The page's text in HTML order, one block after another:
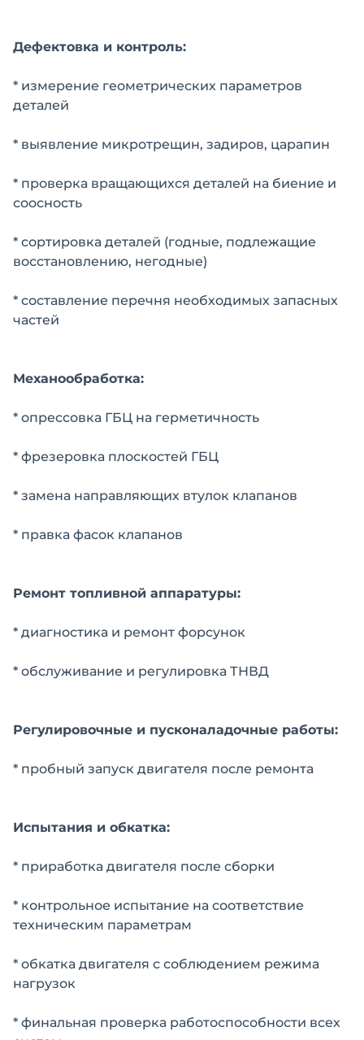
Дефектовка и контроль:
* измерение геометрических параметров
деталей
* выявление микротрещин, задиров, царапин
* проверка вращающихся деталей на биение и
соосность
* сортировка деталей (годные, подлежащие
восстановлению, негодные)
* составление перечня необходимых запасных
частей
Механообработка:
* опрессовка ГБЦ на герметичность
* фрезеровка плоскостей ГБЦ
* замена направляющих втулок клапанов
* правка фасок клапанов
Ремонт топливной аппаратуры:
* диагностика и ремонт форсунок
* обслуживание и регулировка ТНВД
Регулировочные и пусконаладочные работы:
* пробный запуск двигателя после ремонта
Испытания и обкатка:
* приработка двигателя после сборки
* контрольное испытание на соответствие
техническим параметрам
* обкатка двигателя с соблюдением режима
нагрузок
* финальная проверка работоспособности всех